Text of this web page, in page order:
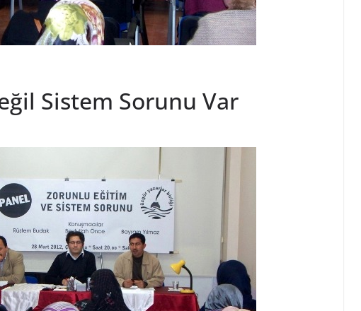
Sistem Sorunu Var